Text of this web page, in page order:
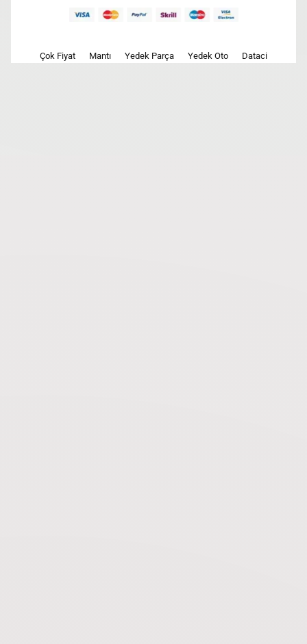
Çok Fiyat Mantı Yedek Parça Yedek Oto Dataci